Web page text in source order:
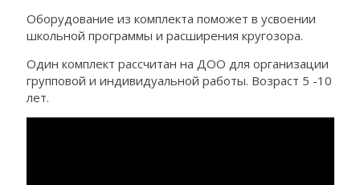
Оборудование из комплекта поможет в усвоении
школьной программы и расширения кругозора.
Один комплект рассчитан на ДОО для организации
групповой и индивидуальной работы. Возраст 5 -10
лет.